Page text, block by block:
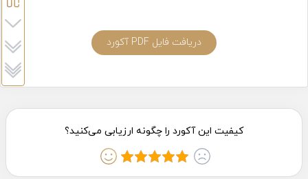
دریافت فایل PDF آکورد